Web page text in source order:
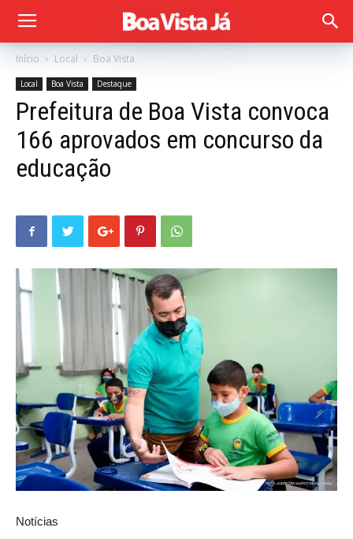
Início Local Boa Vista
Local Boa Vista Destaque
Prefeitura de Boa Vista convoca
166 aprovados em concurso da
educação
Notícias